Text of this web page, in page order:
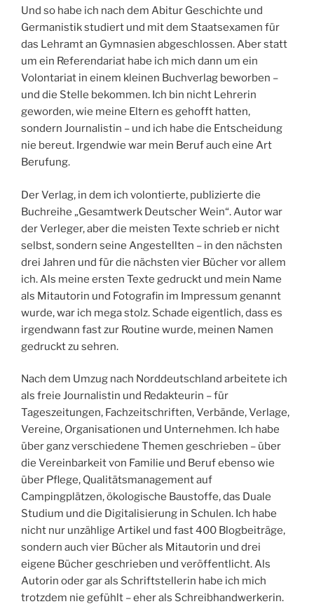
Und so habe ich nach dem Abitur Geschichte und
Germanistik studiert und mit dem Staatsexamen für
das Lehramt an Gymnasien abgeschlossen. Aber statt
um ein Referendariat habe ich mich dann um ein
Volontariat in einem kleinen Buchverlag beworben –
und die Stelle bekommen. Ich bin nicht Lehrerin
geworden, wie meine Eltern es gehofft hatten,
sondern Journalistin – und ich habe die Entscheidung
nie bereut. Irgendwie war mein Beruf auch eine Art
Berufung.
Der Verlag, in dem ich volontierte, publizierte die
Buchreihe „Gesamtwerk Deutscher Wein“. Autor war
der Verleger, aber die meisten Texte schrieb er nicht
selbst, sondern seine Angestellten – in den nächsten
drei Jahren und für die nächsten vier Bücher vor allem
ich. Als meine ersten Texte gedruckt und mein Name
als Mitautorin und Fotografin im Impressum genannt
wurde, war ich mega stolz. Schade eigentlich, dass es
irgendwann fast zur Routine wurde, meinen Namen
gedruckt zu sehren.
Nach dem Umzug nach Norddeutschland arbeitete ich
als freie Journalistin und Redakteurin – für
Tageszeitungen, Fachzeitschriften, Verbände, Verlage,
Vereine, Organisationen und Unternehmen. Ich habe
über ganz verschiedene Themen geschrieben – über
die Vereinbarkeit von Familie und Beruf ebenso wie
über Pflege, Qualitätsmanagement auf
Campingplätzen, ökologische Baustoffe, das Duale
Studium und die Digitalisierung in Schulen. Ich habe
nicht nur unzählige Artikel und fast 400 Blogbeiträge,
sondern auch vier Bücher als Mitautorin und drei
eigene Bücher geschrieben und veröffentlicht. Als
Autorin oder gar als Schriftstellerin habe ich mich
trotzdem nie gefühlt – eher als Schreibhandwerkerin.